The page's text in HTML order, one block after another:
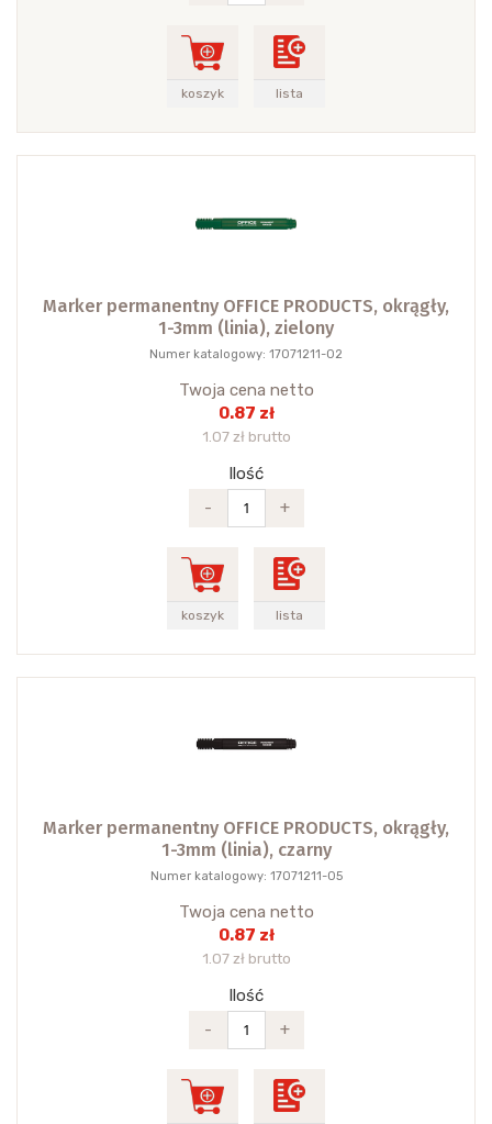
koszyk lista
Marker permanentny OFFICE PRODUCTS, okrągły,
1-3mm (linia), zielony
Numer katalogowy: 17071211-02
Twoja cena netto
0.87 zł
1.07 zł brutto
Ilość
-
+
koszyk lista
Marker permanentny OFFICE PRODUCTS, okrągły,
1-3mm (linia), czarny
Numer katalogowy: 17071211-05
Twoja cena netto
0.87 zł
1.07 zł brutto
Ilość
-
+